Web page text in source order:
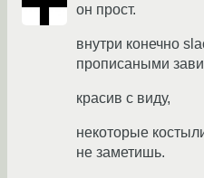
он прост.
внутри конечно
прописаными
красив с виду,
некоторые
не заметишь.